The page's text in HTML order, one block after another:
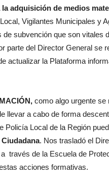
adquisición de medios
Vigilantes Municipales y
de subvención que son vitales
parte del Director General se
actualizar la Plataforma
como algo urgente se
llevar a cabo de forma
Policía Local de la Región
. Nos trasladó el
través de la Escuela de
acciones formativas.